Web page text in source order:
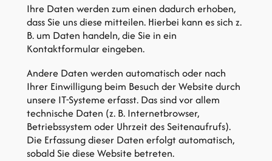
Ihre Daten werden zum einen dadurch erhoben,
dass Sie uns diese mitteilen. Hierbei kann es sich z.
B. um Daten handeln, die Sie in ein
Kontaktformular eingeben.
Andere Daten werden automatisch oder nach
Ihrer Einwilligung beim Besuch der Website durch
unsere IT-Systeme erfasst. Das sind vor allem
technische Daten (z. B. Internetbrowser,
Betriebssystem oder Uhrzeit des Seitenaufrufs).
Die Erfassung dieser Daten erfolgt automatisch,
sobald Sie diese Website betreten.